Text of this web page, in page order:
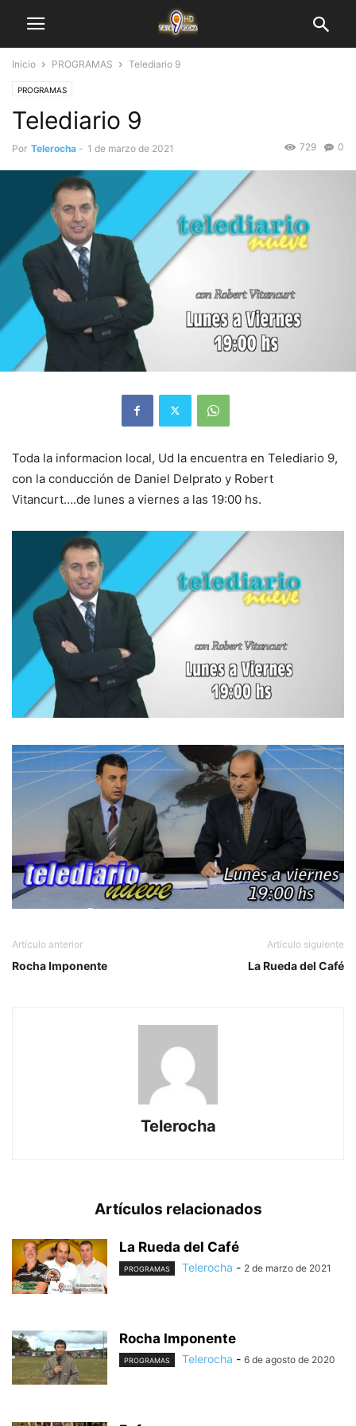
Inicio PROGRAMAS Telediario 9
PROGRAMAS
Telediario 9
Por Telerocha - 1 de marzo de 2021 0
729
Toda la informacion local, Ud la encuentra en Telediario 9,
con la conducción de Daniel Delprato y Robert
Vitancurt….de lunes a viernes a las 19:00 hs.
Artículo anterior
Rocha Imponente
Artículo siguiente
La Rueda del Café
Telerocha
Artículos relacionados
La Rueda del Café
PROGRAMAS Telerocha - 2 de marzo de 2021
Rocha Imponente
PROGRAMAS Telerocha - 6 de agosto de 2020